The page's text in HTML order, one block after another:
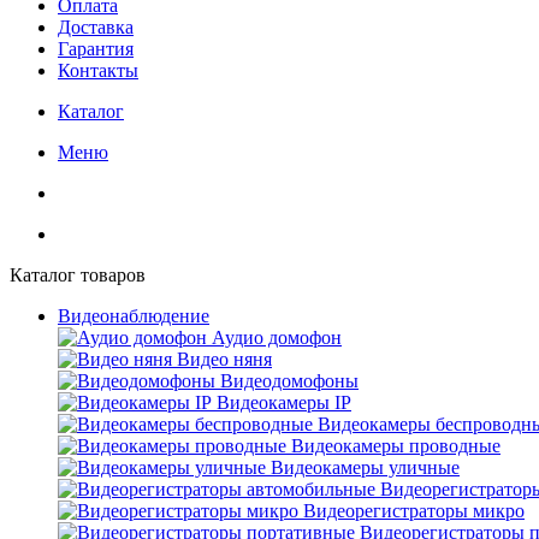
Оплата
Доставка
Гарантия
Контакты
Каталог
Меню
Каталог товаров
Видеонаблюдение
Аудио домофон
Видео няня
Видеодомофоны
Видеокамеры IP
Видеокамеры
Видеокамеры проводные
Видеокамеры уличные
Видеорегистраторы микро
Видеорегистраторы